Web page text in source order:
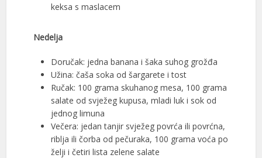
keksa s maslacem
Nedelja
Doručak: jedna banana i šaka suhog grožđa
Užina: čaša soka od šargarete i tost
Ručak: 100 grama skuhanog mesa, 100 grama
salate od svježeg kupusa, mladi luk i sok od
jednog limuna
Večera: jedan tanjir svježeg povrća ili povrćna,
riblja ili čorba od pečuraka, 100 grama voća po
želji i četiri lista zelene salate